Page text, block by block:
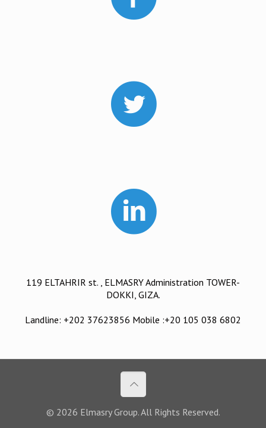
119 ELTAHRIR st. , ELMASRY Administration TOWER-
DOKKI, GIZA.
Landline: +202 37623856 Mobile :+20 105 038 6802
© 2026 Elmasry Group. All Rights Reserved.